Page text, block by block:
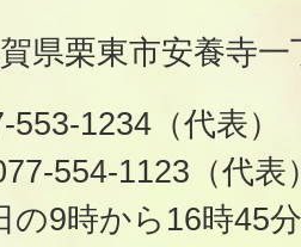
県栗東市安養寺
1234（代表）
554-1123（代表
の9時から16時45分